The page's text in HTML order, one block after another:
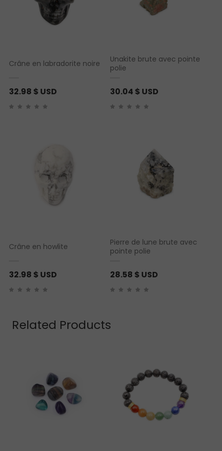
Crâne en labradorite noire
32.98 $ USD
Unakite brute avec pointe
polie
30.04 $ USD
Crâne en howlite
32.98 $ USD
Pierre de lune brute avec
pointe polie
28.58 $ USD
Related Products